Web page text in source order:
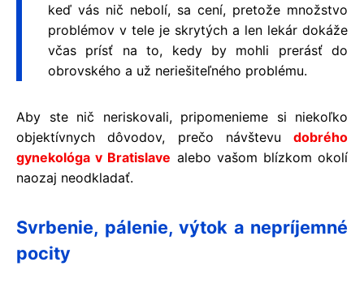
keď vás nič nebolí, sa cení, pretože množstvo
problémov v tele je skrytých a len lekár dokáže
včas prísť na to, kedy by mohli prerásť do
obrovského a už neriešiteľného problému.
Aby ste nič neriskovali, pripomenieme si niekoľko
objektívnych dôvodov, prečo návštevu dobrého
gynekológa v Bratislave alebo vašom blízkom okolí
naozaj neodkladať.
Svrbenie, pálenie, výtok a nepríjemné
pocity